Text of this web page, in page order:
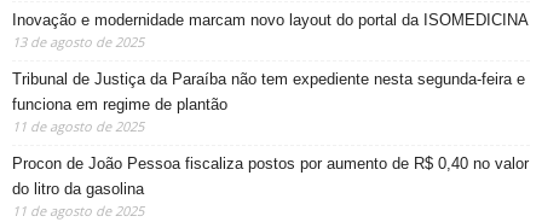
Inovação e modernidade marcam novo layout do portal da ISOMEDICINA
13 de agosto de 2025
Tribunal de Justiça da Paraíba não tem expediente nesta segunda-feira e
funciona em regime de plantão
11 de agosto de 2025
Procon de João Pessoa fiscaliza postos por aumento de R$ 0,40 no valor
do litro da gasolina
11 de agosto de 2025